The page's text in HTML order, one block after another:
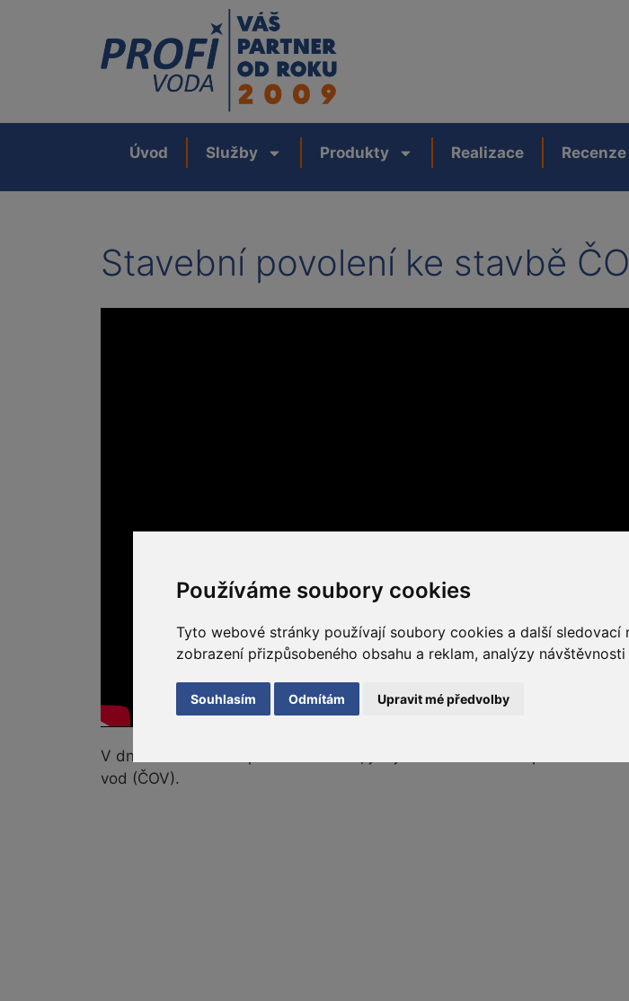
Používáme soubory cookies
Tyto webové stránky používají soubory cookies a další
zobrazení přizpůsobeného obsahu a reklam, analýzy
Souhlasím Odmítám Upravit mé předvolby
Úvod Služby Produkty Realizace Recenze
Stavební povolení ke stavbě
V dnešním videu se podíváme na to, jak je to se stavebním povolením
vod (ČOV).